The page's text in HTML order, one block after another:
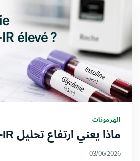
الهرمونات
ماذا يعني ارتفاع تحليل HOMA-IR ؟
03/06/2026